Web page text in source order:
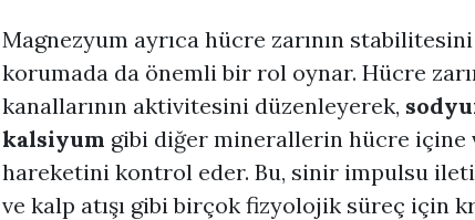
Magnezyum ayrıca hücre zarının
korumada da önemli bir rol oynar. Hücre
kanallarının aktivitesini düzenleyerek,
kalsiyum gibi diğer minerallerin hücre içine
hareketini kontrol eder. Bu, sinir impulsu
ve kalp atışı gibi birçok fizyolojik süreç için